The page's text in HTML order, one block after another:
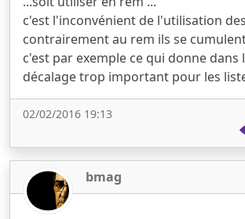
c'est l'inconvénient de l'utilisation
contrairement au rem ils se
c'est par exemple ce qui donne dans
décalage trop important pour les
02/02/2016 19:13
bmag